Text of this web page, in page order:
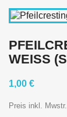
EISS
1,00 €
Preis inkl. Mwstr.